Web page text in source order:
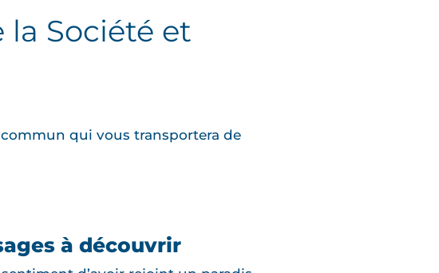
la Société et
qui vous transportera de
à découvrir